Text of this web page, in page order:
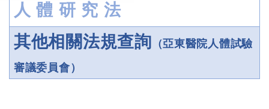
人 體 研 究 法
其他相關法規查詢 （亞東醫院人體試驗
審議委員會）